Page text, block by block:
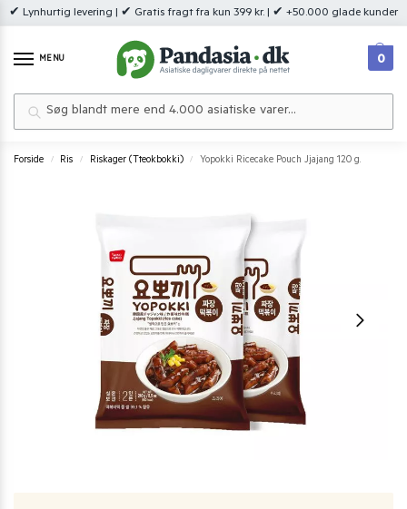
✔ Lynhurtig levering | ✔ Gratis fragt fra kun 399 kr. | ✔ +50.000 glade kunder
MENU 0
Forside / Ris / Riskager (Tteokbokki) / Yopokki Ricecake Pouch Jjajang 120 g.